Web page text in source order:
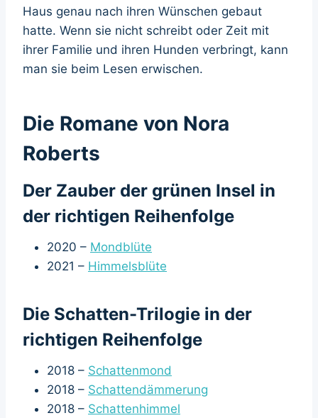
Haus genau nach ihren Wünschen gebaut
hatte. Wenn sie nicht schreibt oder Zeit mit
ihrer Familie und ihren Hunden verbringt, kann
man sie beim Lesen erwischen.
Die Romane von Nora
Roberts
Der Zauber der grünen Insel in
der richtigen Reihenfolge
2020 – Mondblüte
2021 – Himmelsblüte
Die Schatten-Trilogie in der
richtigen Reihenfolge
2018 – Schattenmond
2018 – Schattendämmerung
2018 – Schattenhimmel